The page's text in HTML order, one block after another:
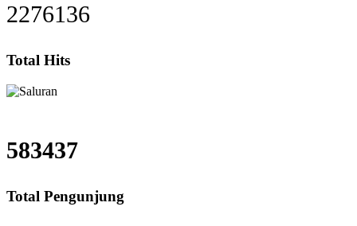
2276136
Total Hits
583437
Total Pengunjung